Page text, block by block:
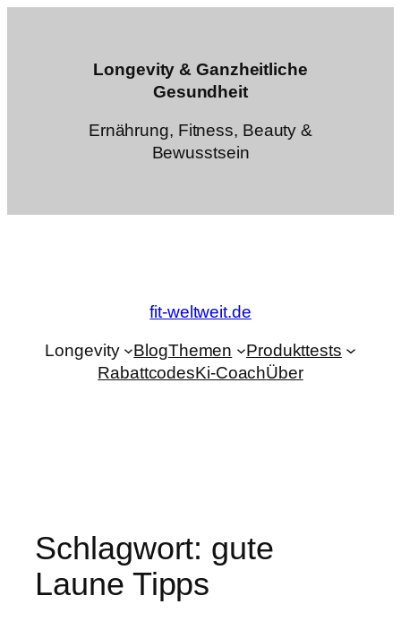
Longevity & Ganzheitliche
Gesundheit
Ernährung, Fitness, Beauty &
Bewusstsein
fit-weltweit.de
Longevity BlogThemen
Produkttests
RabattcodesKi-CoachÜber
Schlagwort: gute
Laune Tipps